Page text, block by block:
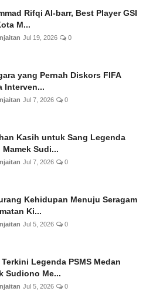
Rifqi Al-barr, Best Player GSI
M...
Jul 19, 2026 0
yang Pernah Diskors FIFA
Interven...
Jul 7, 2026 0
Kasih untuk Sang Legenda
Mamek Sudi...
Jul 7, 2026 0
Kehidupan Menuju Seragam
Ki...
Jul 5, 2026 0
Legenda PSMS Medan
Sudiono Me...
Jul 5, 2026 0